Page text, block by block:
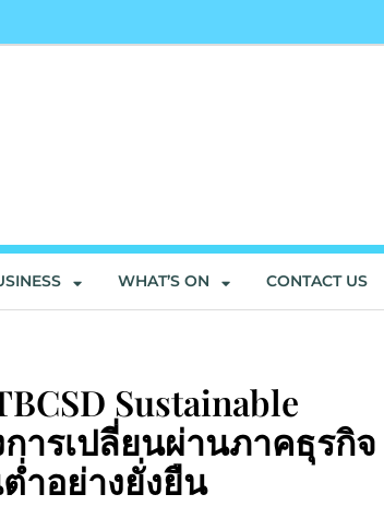
WHAT’S ON CONTACT US
Sustainable
การเปลี่ยนผ่านภาคธุรกิจ
ำอย่างยั่งยืน